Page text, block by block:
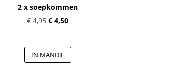
2 x soepkommen
€4,95 Oorspronkelijke
was:
€ 4,95.
€ 4,50Huidige
is:
IN MANDJE